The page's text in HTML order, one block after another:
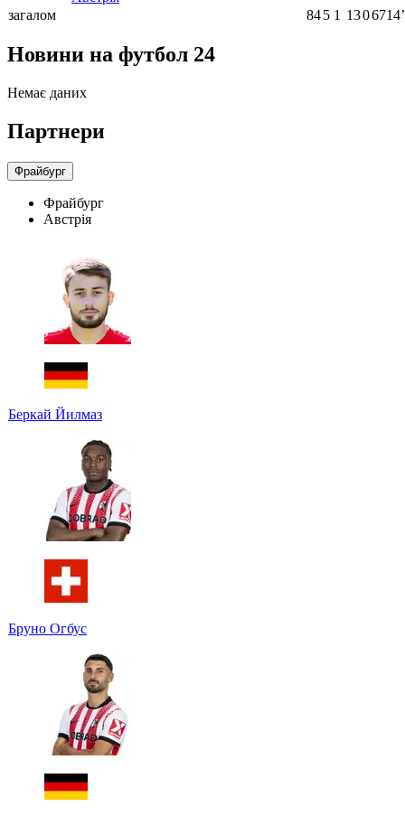
загалом
845 1 1306714ʼ
Новини на футбол 24
Немає даних
Партнери
Фрайбург
Фрайбург
Австрія
Беркай Йилмаз
Бруно Огбус